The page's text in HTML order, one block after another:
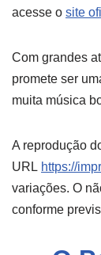
acesse o site
Com grandes
promete ser
muita música
A reprodução
URL https://
variações. O
conforme